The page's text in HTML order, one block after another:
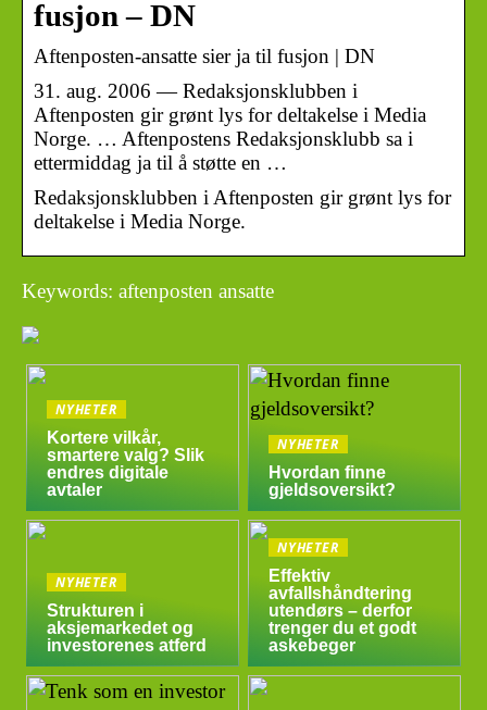
fusjon – DN
Aftenposten-ansatte sier ja til fusjon | DN
31. aug. 2006 — Redaksjonsklubben i
Aftenposten gir grønt lys for deltakelse i Media
Norge. … Aftenpostens Redaksjonsklubb sa i
ettermiddag ja til å støtte en …
Redaksjonsklubben i Aftenposten gir grønt lys for
deltakelse i Media Norge.
Keywords: aftenposten ansatte
NYHETER
Kortere vilkår,
smartere valg? Slik
endres digitale
avtaler
NYHETER
Hvordan finne
gjeldsoversikt?
NYHETER
Strukturen i
aksjemarkedet og
investorenes atferd
NYHETER
Effektiv
avfallshåndtering
utendørs – derfor
trenger du et godt
askebeger